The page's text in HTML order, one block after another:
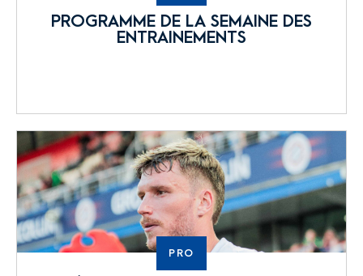
PROGRAMME DE LA SEMAINE DES
ENTRAINEMENTS
PRO